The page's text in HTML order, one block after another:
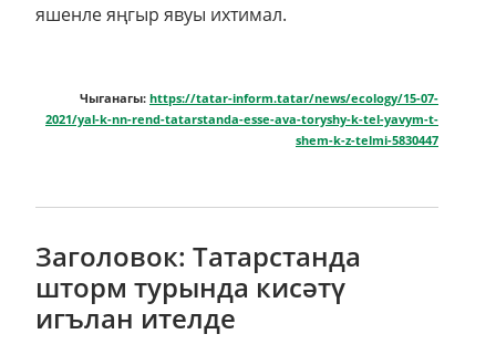
яшенле яңгыр явуы ихтимал.
Чыганагы: https://tatar-inform.tatar/news/ecology/15-07-
2021/yal-k-nn-rend-tatarstanda-esse-ava-toryshy-k-tel-yavym-t-
shem-k-z-telmi-5830447
Заголовок: Татарстанда
шторм турында кисәтү
игълан ителде